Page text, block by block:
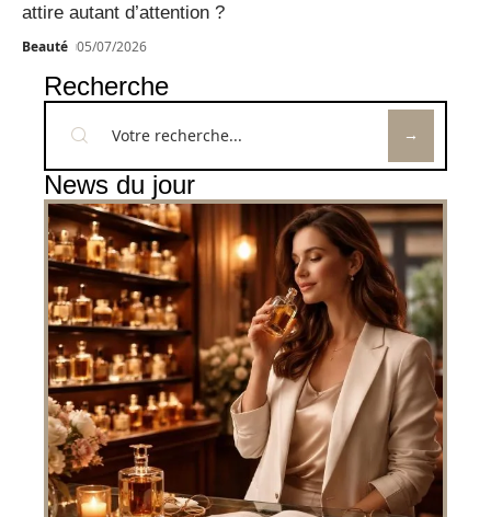
attire autant d’attention ?
Beauté 05/07/2026
Recherche
News du jour